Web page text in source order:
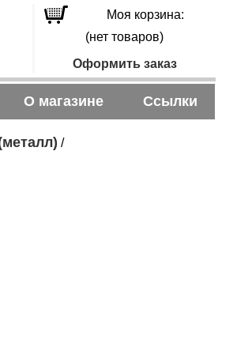
Моя корзина:
(нет товаров)
Оформить заказ
О магазине Ссылки
/